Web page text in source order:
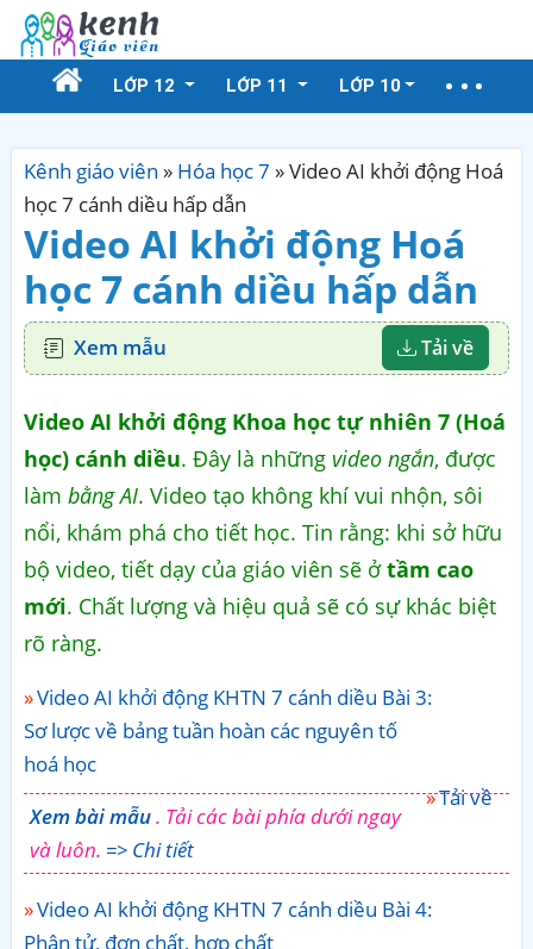
LỚP 12 LỚP 11 LỚP 10
Kênh giáo viên » Hóa học 7 »Video AI khởi động Hoá
học 7 cánh diều hấp dẫn
Video AI khởi động Hoá
học 7 cánh diều hấp dẫn
Xem mẫu Tải về
Video AI khởi động Khoa học tự nhiên 7 (Hoá
học) cánh diều. Đây là những video ngắn, được
làm bằng AI. Video tạo không khí vui nhộn, sôi
nổi, khám phá cho tiết học. Tin rằng: khi sở hữu
bộ video, tiết dạy của giáo viên sẽ ởtầm cao
mới. Chất lượng và hiệu quả sẽ có sự khác biệt
rõ ràng.
Video AI khởi động KHTN 7 cánh diều Bài 3:
Sơ lược về bảng tuần hoàn các nguyên tố
hoá học
Tải về
Xem bài mẫu. Tải các bài phía dưới ngay
và luôn. => Chi tiết
Video AI khởi động KHTN 7 cánh diều Bài 4:
Phân tử, đơn chất, hợp chất